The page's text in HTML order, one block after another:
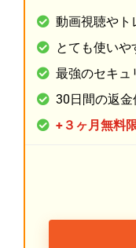
動画視聴やト
とても使いや
最強のセキュ
30日間の返金
+３ヶ月無料